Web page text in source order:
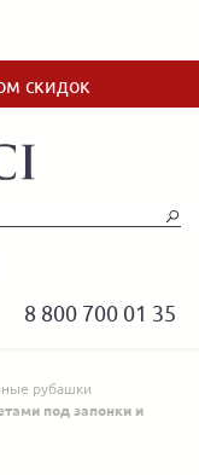
скидок
8 800 700 01 35
рубашки
под запонки и